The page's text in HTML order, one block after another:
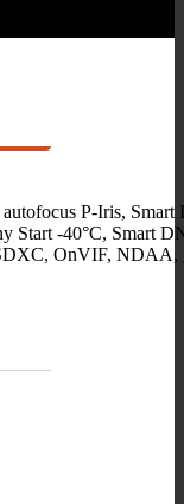
P-Iris,
Start -40°C, Smart
OnVIF, NDAA,